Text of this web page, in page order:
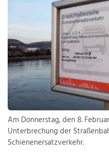
Am Donnerstag, den 8.
Unterbrechung der
Schienenersatzverkehr.